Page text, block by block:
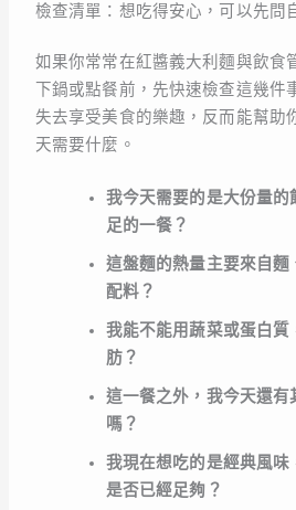
檢查清單：想吃得安心，可以先問
如果你常常在紅醬義大利麵與飲食
下鍋或點餐前，先快速檢查這幾件
失去享受美食的樂趣，反而能幫助
天需要什麼。
我今天需要的是大份量
足的一餐？
這盤麵的熱量主要來自
配料？
我能不能用蔬菜或蛋白
肪？
這一餐之外，我今天還有
嗎？
我現在想吃的是經典風
是否已經足夠？